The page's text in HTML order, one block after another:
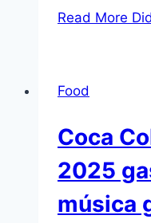
Read More
Food
Coca
2025
música